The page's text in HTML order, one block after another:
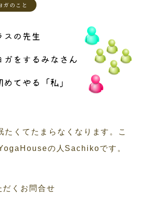
ガのこと
たくてたまらなくなります。こ
の人Sachikoです。
だくお問合せ